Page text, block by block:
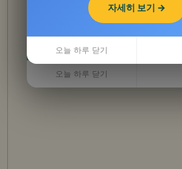
오늘 하루 닫기
자세히 보기 →
오늘 하루 닫기